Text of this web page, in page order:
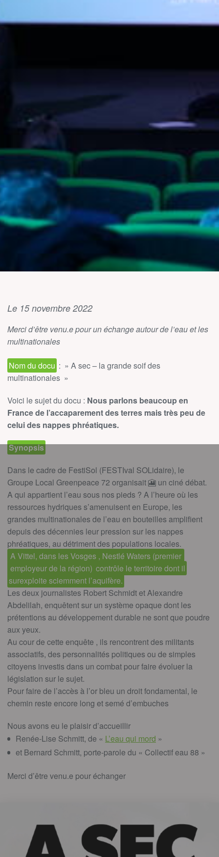
Le 15 novembre 2022
Merci d’être venu.e pour un échange autour de l’eau et les
multinationales
Nom du docu : » A sec – la grande soif des
multinationales »
Voici le sujet du docu : Nous parlons beaucoup en
France de l’accaparement des terres mais très peu de
celui des nappes phréatiques.
Synopsis
Dans le cadre de FestiSol (FESTIval SOLidaire), le
Groupe Local Greenpeace 72 organisait 🎦 un ciné débat.
A qui appartient l’eau sous nos pieds ? A l’heure où les
ressources hydriques s’amenuisent en Europe, les
grandes multinationales de l’eau en bouteilles amplifient
depuis des décennies leur pression sur les nappes
phréatiques, au détriment des populations locales.
A Vittel, dans les Vosges , Nestlé Waters (premier
employeur de la région) contrôle le territoire dont il
surexploite sciemment l’aquifère.
Les deux journalistes Robert Schmidt et Alexandre
Abdelilah, enquêtent sur un système opaque dont les
prétentions au développement durable ne sont que poudre
aux yeux.
Au cour de cette enquête , ils rencontrent des militants
associatifs, des personnalités politiques ou de simples
citoyens investis dans un combat pour faire évoluer la
législation sur le sujet.
Pour faire de l’accès à l’or bleu un droit fondamental, le
chemin reste encore long et semé d’embuches
Nous avons eu le plaisir d’accueillir
Renée-Lise Schmitt, de « L’eau qui mord »
et Bernard Schmitt, porte-parole du « Collectif eau 88 »
Merci d’être venu.e pour échanger